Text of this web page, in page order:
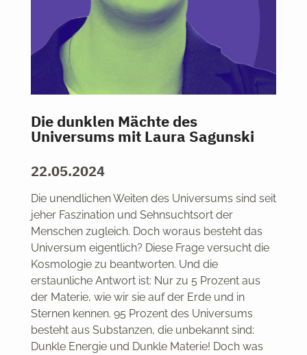
Die dunklen Mächte des
Universums mit Laura Sagunski
22.05.2024
Die unendlichen Weiten des Universums sind seit
jeher Faszination und Sehnsuchtsort der
Menschen zugleich. Doch woraus besteht das
Universum eigentlich? Diese Frage versucht die
Kosmologie zu beantworten. Und die
erstaunliche Antwort ist: Nur zu 5 Prozent aus
der Materie, wie wir sie auf der Erde und in
Sternen kennen. 95 Prozent des Universums
besteht aus Substanzen, die unbekannt sind:
Dunkle Energie und Dunkle Materie! Doch was